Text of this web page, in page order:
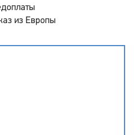
из Европы